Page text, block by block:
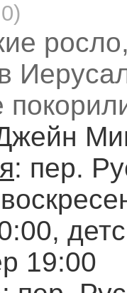
: пер.
19:00